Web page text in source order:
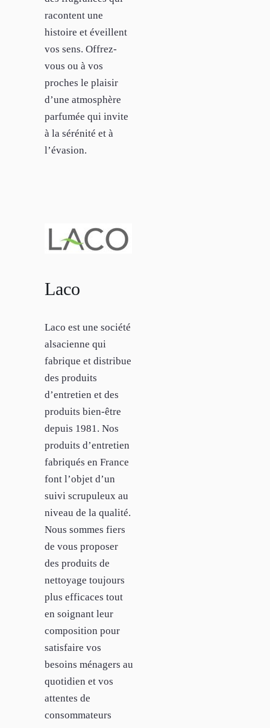
racontent une
histoire et éveillent
vos sens. Offrez-
vous ou à vos
proches le plaisir
d’une atmosphère
parfumée qui invite
à la sérénité et à
l’évasion.
Laco
Laco est une société
alsacienne qui
fabrique et distribue
des produits
d’entretien et des
produits bien-être
depuis 1981. Nos
produits d’entretien
fabriqués en France
font l’objet d’un
suivi scrupuleux au
niveau de la qualité.
Nous sommes fiers
de vous proposer
des produits de
nettoyage toujours
plus efficaces tout
en soignant leur
composition pour
satisfaire vos
besoins ménagers au
quotidien et vos
attentes de
consommateurs